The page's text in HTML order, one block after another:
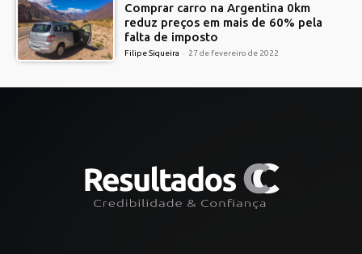
Comprar carro na Argentina 0km
reduz preços em mais de 60% pela
falta de imposto
Filipe Siqueira - 27 de fevereiro de 2022